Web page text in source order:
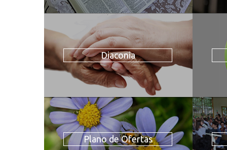
Diaconia
Plano de Ofertas